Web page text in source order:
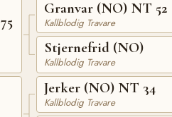
Granvar (NO) NT 52
Kallblodig Travare
Stjernefrid (NO)
Kallblodig Travare
Jerker (NO) NT 34
Kallblodig Travare